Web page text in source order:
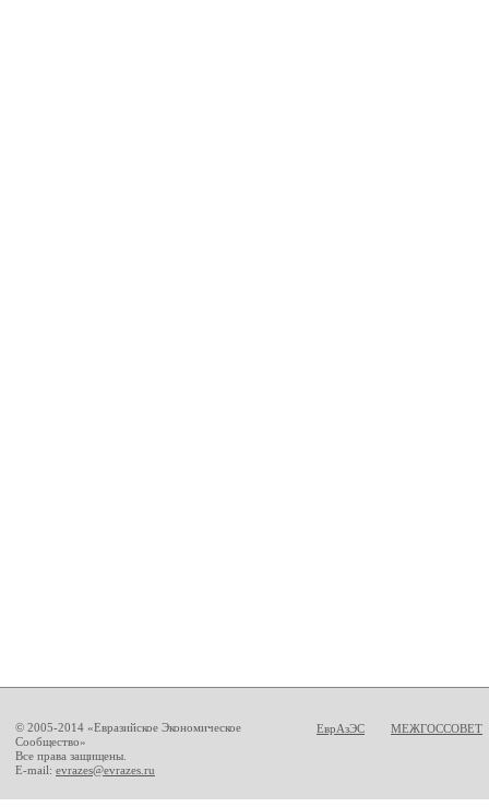
© 2005-2014 «Евразийское Экономическое
Сообщество»
Все права защищены.
E-mail: evrazes@evrazes.ru
ЕврАзЭС МЕЖГОССОВЕТ